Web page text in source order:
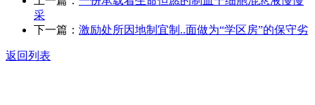
采
下一篇： 激励处所因地制宜制..面做为“学区房”的保守劣
返回列表